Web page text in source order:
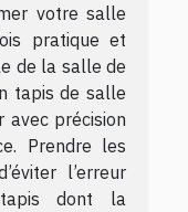
votre salle
pratique et
de la salle de
tapis de salle
avec précision
Prendre les
l’erreur
tapis dont la